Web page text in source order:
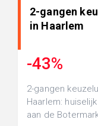
2-gangen
in Haarlem
-43%
2-gangen
Haarlem:
aan de